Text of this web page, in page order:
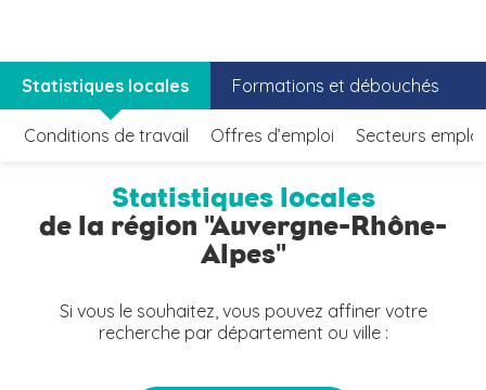
Statistiques locales Formations et débouchés
Conditions de travail Offres d’emploi Secteurs
Statistiques locales
de la région "Auvergne-Rhône-
Alpes"
Si vous le souhaitez, vous pouvez affiner votre
recherche par département ou ville :